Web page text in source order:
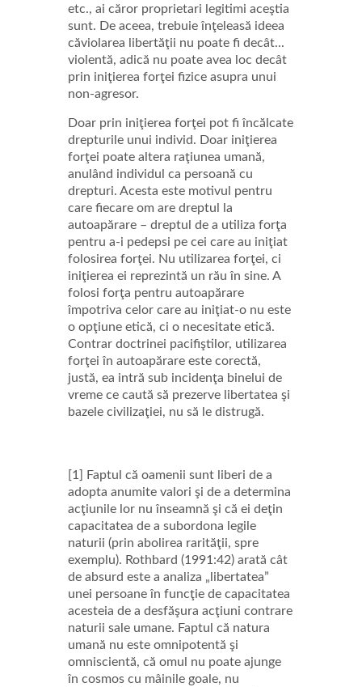
etc., ai căror proprietari legitimi aceştia
sunt. De aceea, trebuie înţeleasă ideea
căviolarea libertăţii nu poate fi decât...
violentă, adică nu poate avea loc decât
prin iniţierea forţei fizice asupra unui
non-agresor.
Doar prin iniţierea forţei pot fi încălcate
drepturile unui individ. Doar iniţierea
forţei poate altera raţiunea umană,
anulând individul ca persoană cu
drepturi. Acesta este motivul pentru
care fiecare om are dreptul la
autoapărare – dreptul de a utiliza forţa
pentru a-i pedepsi pe cei care au iniţiat
folosirea forţei. Nu utilizarea forţei, ci
iniţierea ei reprezintă un rău în sine. A
folosi forţa pentru autoapărare
împotriva celor care au iniţiat-o nu este
o opţiune etică, ci o necesitate etică.
Contrar doctrinei pacifiştilor, utilizarea
forţei în autoapărare este corectă,
justă, ea intră sub incidenţa binelui de
vreme ce caută să prezerve libertatea şi
bazele civilizaţiei, nu să le distrugă.
[1] Faptul că oamenii sunt liberi de a
adopta anumite valori şi de a determina
acţiunile lor nu înseamnă şi că ei deţin
capacitatea de a subordona legile
naturii (prin abolirea rarităţii, spre
exemplu). Rothbard (1991:42) arată cât
de absurd este a analiza „libertatea”
unei persoane în funcţie de capacitatea
acesteia de a desfăşura acţiuni contrare
naturii sale umane. Faptul că natura
umană nu este omnipotentă şi
omniscientă, că omul nu poate ajunge
în cosmos cu mâinile goale, nu